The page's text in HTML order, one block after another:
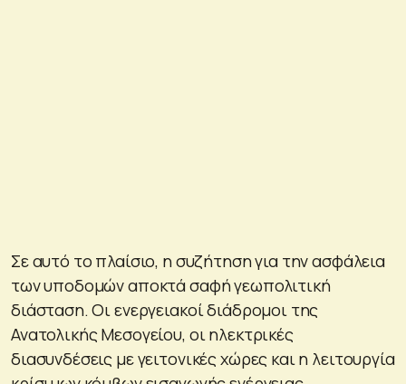
Σε αυτό το πλαίσιο, η συζήτηση για την ασφάλεια
των υποδομών αποκτά σαφή γεωπολιτική
διάσταση. Οι ενεργειακοί διάδρομοι της
Ανατολικής Μεσογείου, οι ηλεκτρικές
διασυνδέσεις με γειτονικές χώρες και η λειτουργία